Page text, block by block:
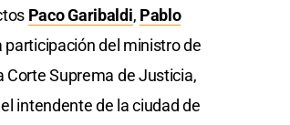
Paco Garibaldi, Pablo
participación del ministro de
Corte Suprema de Justicia,
intendente de la ciudad de